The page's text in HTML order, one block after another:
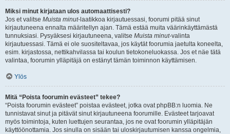
Miksi minut kirjataan ulos automaattisesti?
Jos et valitse Muista minut-laatikkoa kirjautuessasi, foorumi pitää sinut
kirjautuneena ennalta määritellyn ajan. Tämä estää muita väärinkäyttämästä
tunnuksiasi. Pysyäksesi kirjautuneena, valitse Muista minut-valinta
kirjautuessasi. Tämä ei ole suositeltavaa, jos käytät foorumia jaetulta koneelta,
esim. kirjastossa, nettikahvilassa tai koulun tietokoneluokassa. Jos et näe tätä
valintaa, foorumin ylläpitäjä on estänyt tämän toiminnon käyttämisen.
Ylös
Mitä “Poista foorumin evästeet” tekee?
“Poista foorumin evästeet” poistaa evästeet, jotka ovat phpBB:n luomia. Ne
tunnistavat sinut ja pitävät sinut kirjautuneena foorumille. Evästeet tarjoavat
myös toimintoja, kuten luettujen seurantaa, jos ne ovat foorumin ylläpitäjän
käyttöönottamia. Jos sinulla on sisään tai uloskirjautumisen kanssa ongelmia,